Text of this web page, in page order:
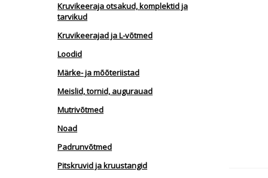
Kruvikeeraja otsakud, komplektid ja
tarvikud
Kruvikeerajad ja L-võtmed
Loodid
Märke- ja mõõteriistad
Meislid, tornid, augurauad
Mutrivõtmed
Noad
Padrunvõtmed
Pitskruvid ja kruustangid